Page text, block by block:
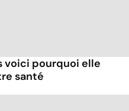
voici pourquoi elle
santé